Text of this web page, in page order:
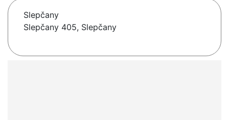
Slepčany
Slepčany 405, Slepčany